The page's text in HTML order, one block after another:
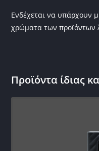
Ενδέχεται να υπάρχουν
χρώματα των προϊόντων
Προϊόντα ίδιας